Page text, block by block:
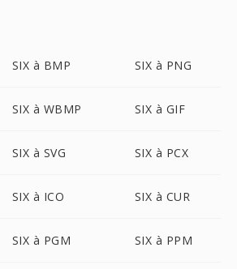
SIX à BMP SIX à PNG
SIX à WBMP SIX à GIF
SIX à SVG SIX à PCX
SIX à ICO SIX à CUR
SIX à PGM SIX à PPM